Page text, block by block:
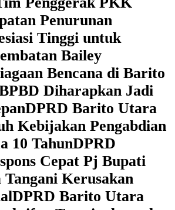
Penurunan
Tinggi untuk
Bailey
Bencana di Barito
Diharapkan Jadi
DPRD Barito Utara
Kebijakan Pengabdian
10 TahunDPRD
Cepat Pj Bupati
Kerusakan
DPRD Barito Utara